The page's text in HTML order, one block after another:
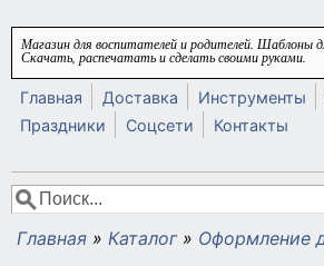
Перейти к основному содержанию
Магазин для воспитателей и родителей. Шаблоны
Скачать, распечатать и сделать своими руками.
Главная Доставка Инструменты
Праздники
Соцсети
Контакты
Форма поиска
Поиск
Вы здесь
Главная » Каталог » Оформление